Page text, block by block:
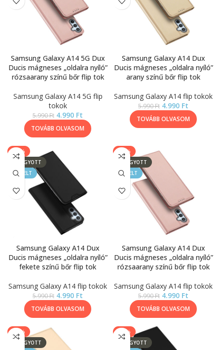
Samsung Galaxy A14 5G Dux
Ducis mágneses „oldalra nyíló”
rózsaarany színű bőr flip tok
Samsung Galaxy A14 5G flip
tokok
5.990Ft 4.990 Ft
TOVÁBB OLVASOM
Samsung Galaxy A14 Dux
Ducis mágneses „oldalra nyíló”
arany színű bőr flip tok
Samsung Galaxy A14 flip tokok
5.990Ft 4.990 Ft
TOVÁBB OLVASOM
-17%
ELFOGYOTT
KIEMELT
Samsung Galaxy A14 Dux
Ducis mágneses „oldalra nyíló”
fekete színű bőr flip tok
Samsung Galaxy A14 flip tokok
5.990Ft 4.990 Ft
TOVÁBB OLVASOM
-17%
ELFOGYOTT
KIEMELT
Samsung Galaxy A14 Dux
Ducis mágneses „oldalra nyíló”
rózsaarany színű bőr flip tok
Samsung Galaxy A14 flip tokok
5.990Ft 4.990 Ft
TOVÁBB OLVASOM
-33%
ELFOGYOTT
-33%
ELFOGYOTT